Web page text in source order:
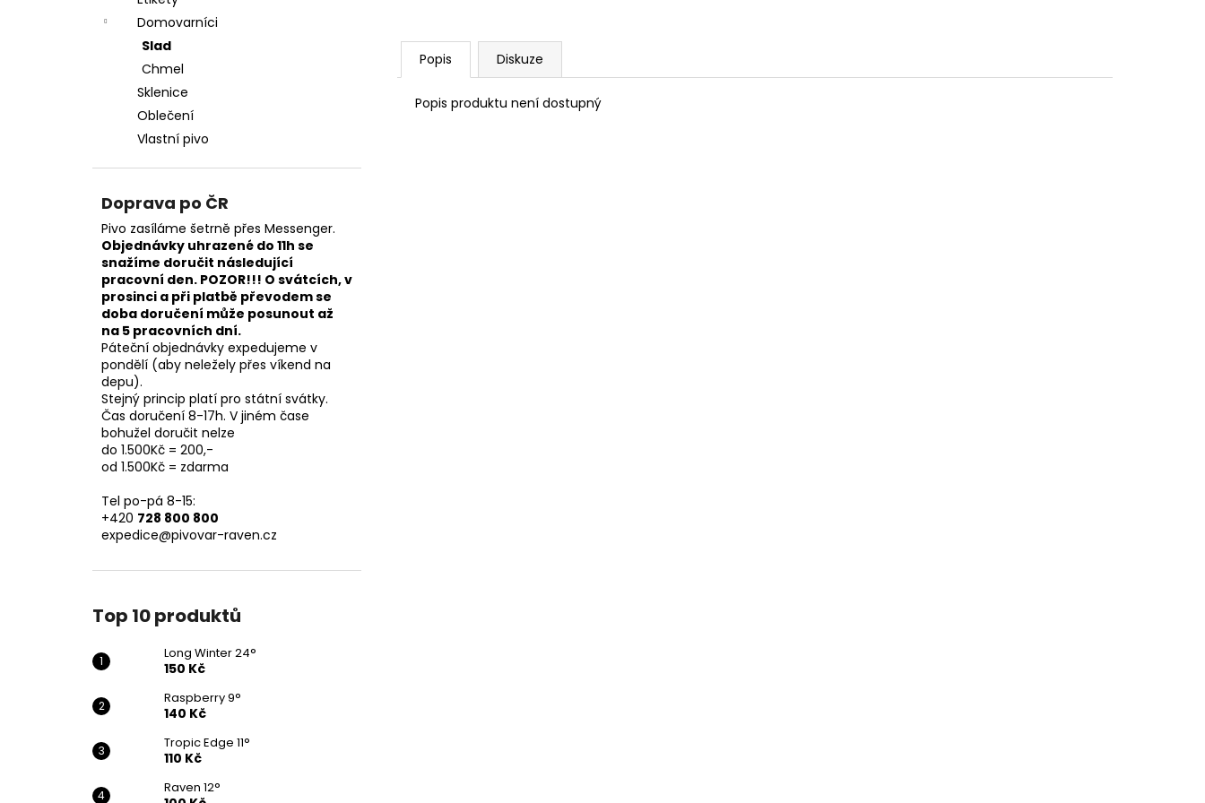
Domovarníci
Slad
Chmel
Sklenice
Oblečení
Vlastní pivo
Doprava po ČR
Pivo zasíláme šetrně přes Messenger.
Objednávky uhrazené do 11h se
snažíme doručit následující
pracovní den. POZOR!!! O svátcích, v
prosinci a při platbě převodem se
doba doručení může posunout až
na 5 pracovních dní.
Páteční objednávky expedujeme v
pondělí (aby neležely přes víkend na
depu).
Stejný princip platí pro státní svátky.
Čas doručení 8-17h. V jiném čase
bohužel doručit nelze
do 1.500Kč = 200,-
od 1.500Kč = zdarma
Tel po-pá 8-15:
+420 728 800 800
expedice@pivovar-raven.cz
Top 10 produktů
Long Winter 24°
150 Kč
Raspberry 9°
140 Kč
Tropic Edge 11°
110 Kč
Raven 12°
Popis Diskuze
Popis produktu není dostupný
LONG WINTER 24°
150 Kč